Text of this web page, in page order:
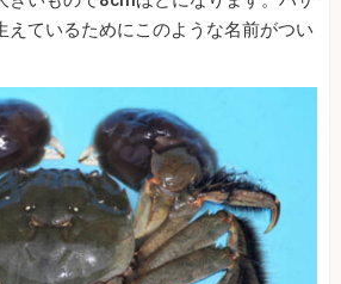
えているためにこのような名前がつい